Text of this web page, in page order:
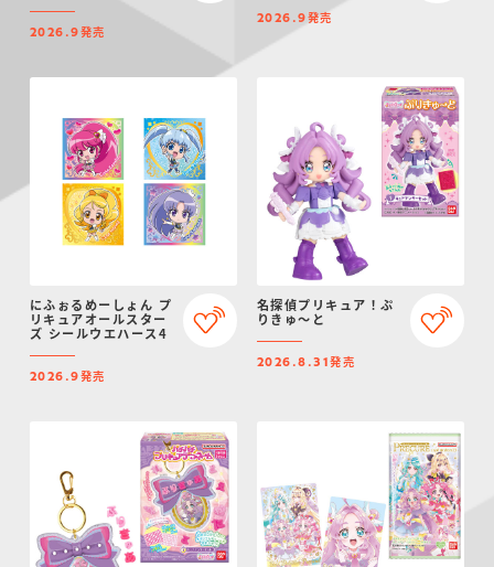
2026.9発売
2026.9発売
にふぉるめーしょん プ
リキュアオールスター
ズ シールウエハース4
2026.9発売
名探偵プリキュア！ぷ
りきゅ～と
2026.8.31発売